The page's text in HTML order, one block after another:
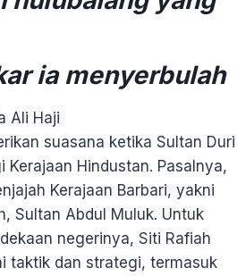
ia menyerbulah
Ali Haji
suasana ketika Sultan Duri
Kerajaan Hindustan. Pasalnya,
Kerajaan Barbari, yakni
Sultan Abdul Muluk. Untuk
negerinya, Siti Rafiah
taktik dan strategi, termasuk